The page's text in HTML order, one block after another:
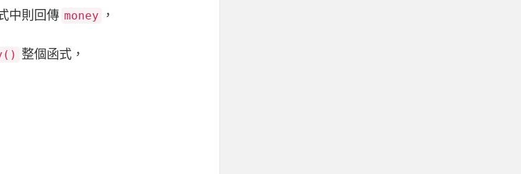
中則回傳 money ，
整個函式，